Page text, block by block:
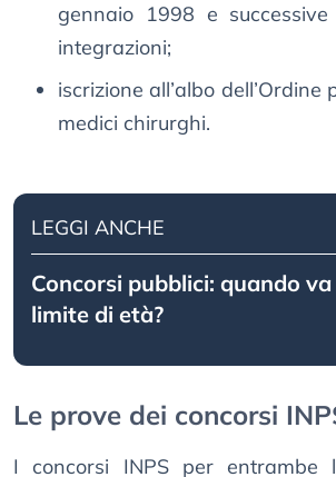
gennaio 1998 e
integrazioni;
iscrizione all’albo dell’Ordine
medici chirurghi.
LEGGI ANCHE
Concorsi pubblici: quando
limite di età?
Le prove dei concorsi
I concorsi INPS per entrambe